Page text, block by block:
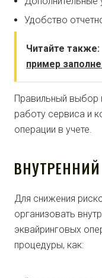
Удобство
Читайте также:
пример
Правильный выбор
работу сервиса и
операции в учете.
Для снижения
организовать
эквайринговых
процедуры, как: